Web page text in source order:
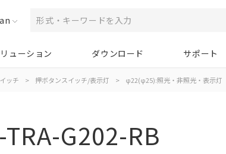
ューション ダウンロード サポート
ッチ > 押ボタンスイッチ/表示灯 > φ22(φ25):照光・非照光・表示灯
G202-RB